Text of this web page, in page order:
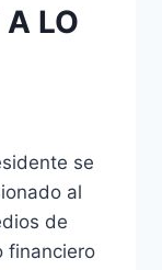
LO
se
al
de
financiero